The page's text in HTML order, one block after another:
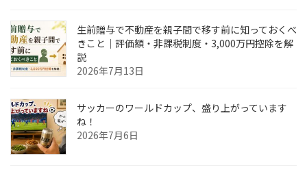
生前贈与で不動産を親子間で移す前に知っておくべ
きこと｜評価額・非課税制度・3,000万円控除を解
説
2026年7月13日
サッカーのワールドカップ、盛り上がっています
ね！
2026年7月6日